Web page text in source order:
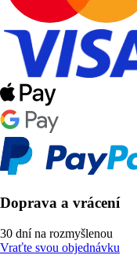
Doprava a vrácení
30 dní na rozmyšlenou
Vraťte svou objednávku